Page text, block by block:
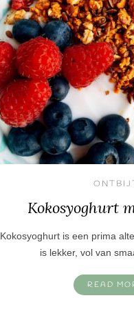
Kokosyoghurt
Kokosyoghurt is een prima
is lekker, vol van
READ